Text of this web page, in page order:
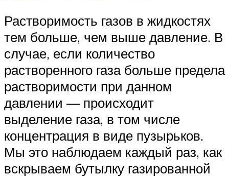
Растворимость газов в жидкостях
тем больше, чем выше давление. В
случае, если количество
растворенного газа больше предела
растворимости при данном
давлении — происходит
выделение газа, в том числе
концентрация в виде пузырьков.
Мы это наблюдаем каждый раз, как
вскрываем бутылку газированной